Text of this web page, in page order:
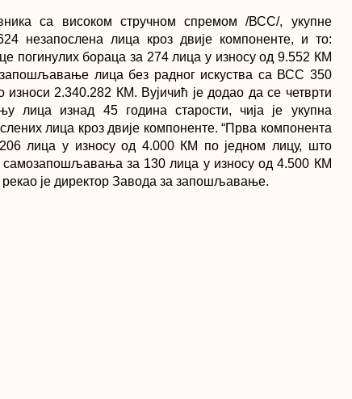
са високом стручном спремом /ВСС/, укупне
незапослена лица кроз двије компоненте, и то:
погинулих бораца за 274 лица у износу од 9.552 КМ
лица без радног искуства са ВСС 350
2.340.282 КМ. Вујичић је додао да се четврти
лица изнад 45 година старости, чија је укупна
лица кроз двије компоненте. “Прва компонента
лица у износу од 4.000 КМ по једном лицу, што
за 130 лица у износу од 4.500 КМ
је директор Завода за запошљавање.